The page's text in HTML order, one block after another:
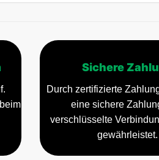
Sichere
Durch zertifizierte
eine sichere
verschlüsselte
gewährleistet.